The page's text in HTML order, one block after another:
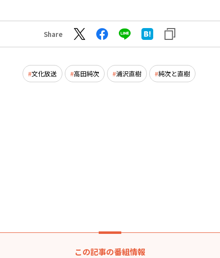
Share
文化放送 高田純次 浦沢直樹 純次と直樹
この記事の番組情報